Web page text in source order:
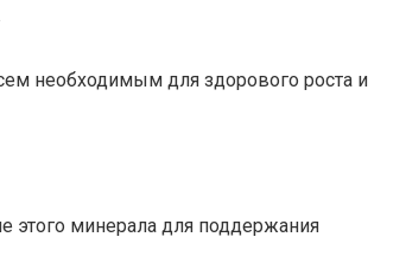
необходимым для здорового роста и
этого минерала для поддержания